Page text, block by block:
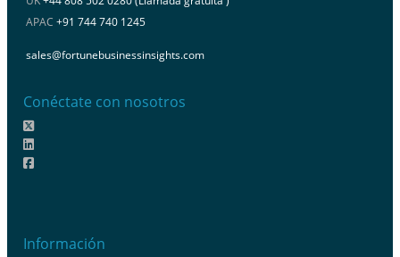
APAC +91 744 740 1245
sales@fortunebusinessinsights.com
Conéctate con nosotros
Información